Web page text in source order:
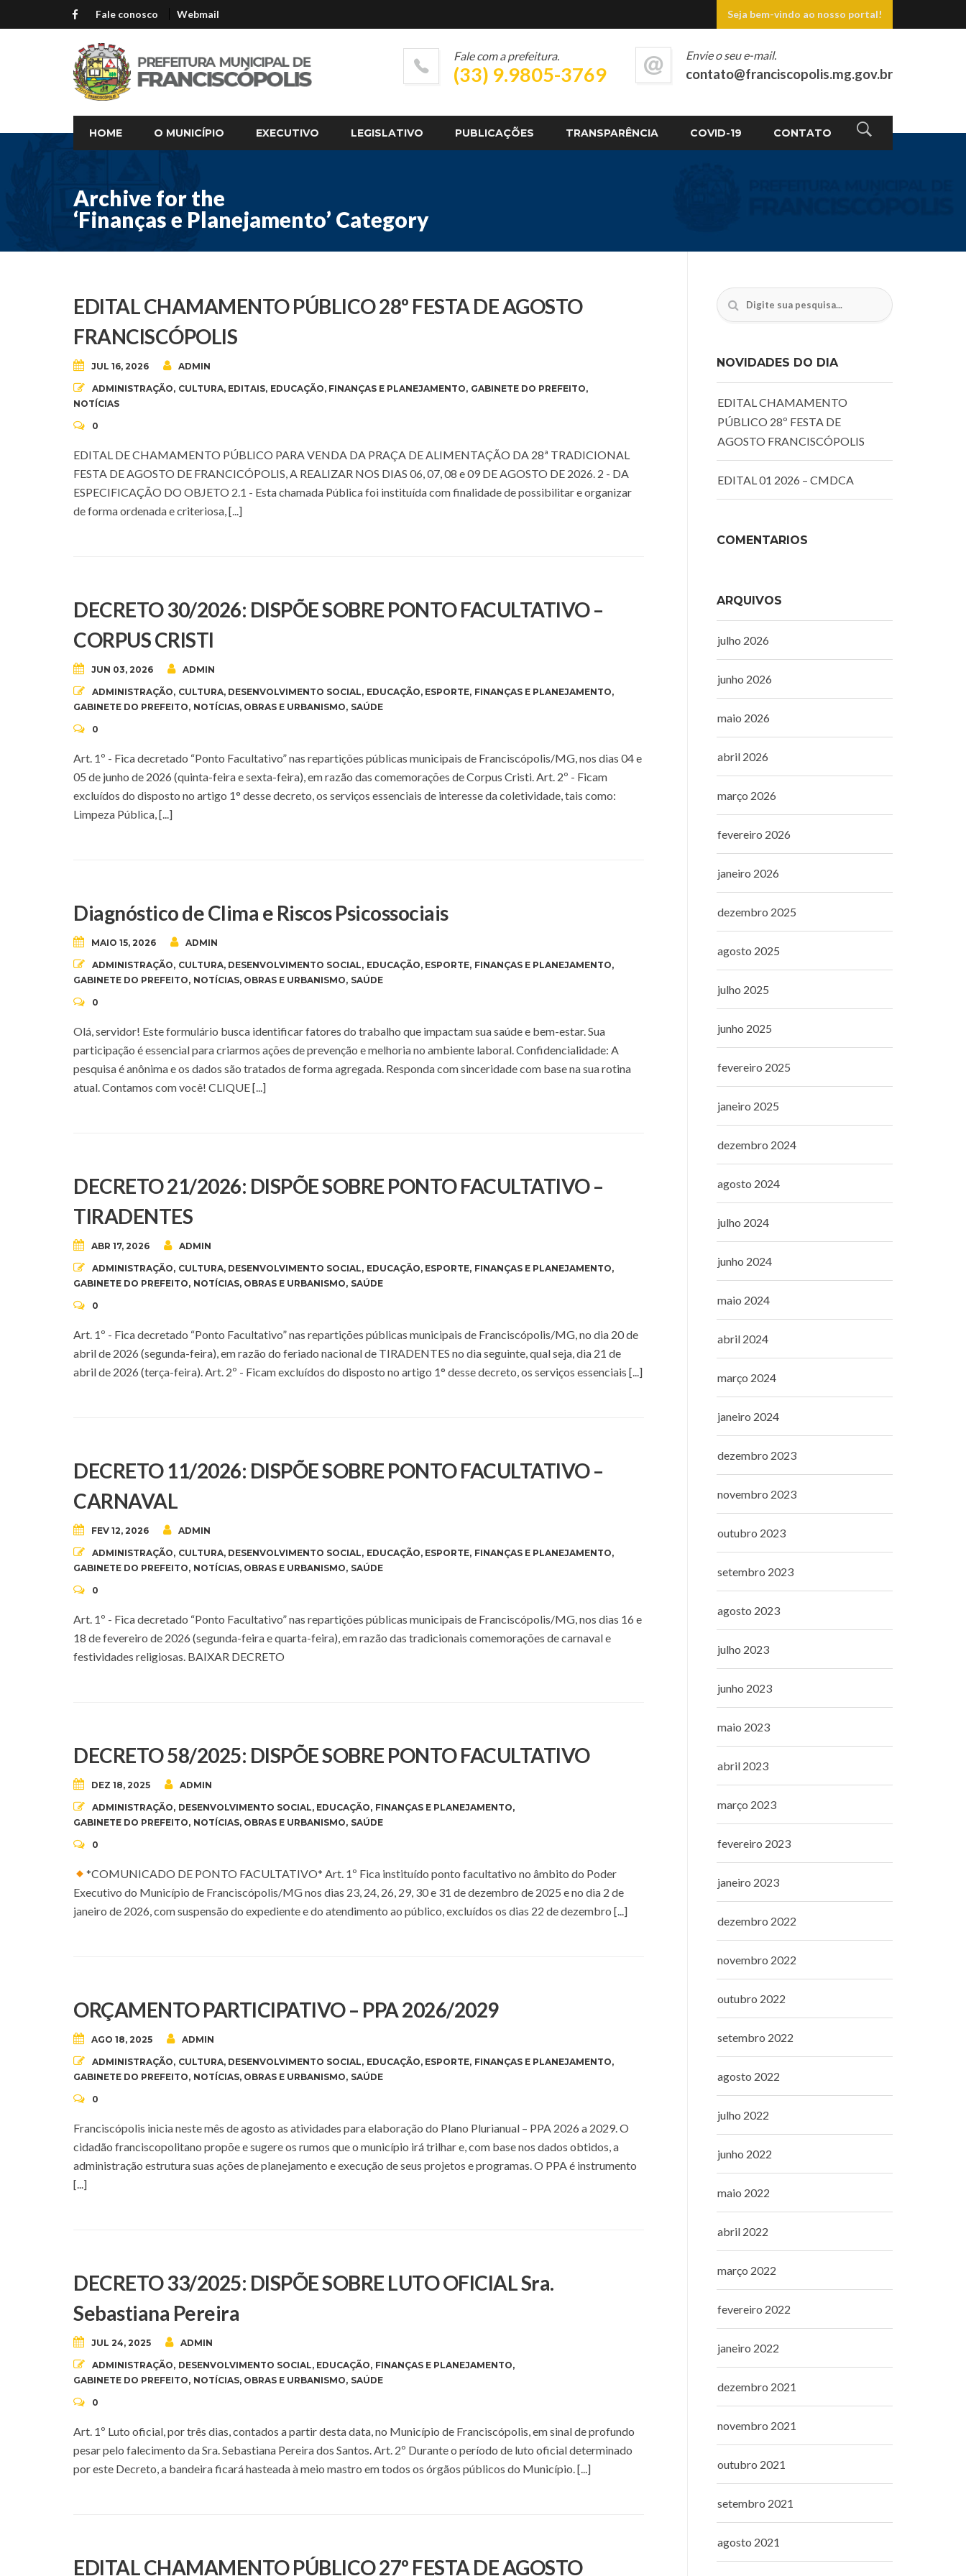
Seja bem-vindo ao nosso portal!
Fale conosco Webmail
HOME O MUNICÍPIO EXECUTIVO LEGISLATIVO PUBLICAÇÕES TRANSPARÊNCIA COVID-19 CONTATO
Envie o seu e-mail.
contato@franciscopolis.mg.gov.br
Fale com a prefeitura.
(33) 9.9805-3769
Archive for the
‘Finanças e Planejamento’ Category
EDITAL CHAMAMENTO PÚBLICO 28º FESTA DE AGOSTO
FRANCISCÓPOLIS
JUL 16, 2026 ADMIN
ADMINISTRAÇÃO, CULTURA, EDITAIS, EDUCAÇÃO, FINANÇAS E PLANEJAMENTO, GABINETE DO PREFEITO,
NOTÍCIAS
0
EDITAL DE CHAMAMENTO PÚBLICO PARA VENDA DA PRAÇA DE ALIMENTAÇÃO DA 28ª TRADICIONAL
FESTA DE AGOSTO DE FRANCICÓPOLIS, A REALIZAR NOS DIAS 06, 07, 08 e 09 DE AGOSTO DE 2026. 2 - DA
ESPECIFICAÇÃO DO OBJETO 2.1 - Esta chamada Pública foi instituída com finalidade de possibilitar e organizar
de forma ordenada e criteriosa, [...]
DECRETO 30/2026: DISPÕE SOBRE PONTO FACULTATIVO –
CORPUS CRISTI
JUN 03, 2026 ADMIN
ADMINISTRAÇÃO, CULTURA, DESENVOLVIMENTO SOCIAL, EDUCAÇÃO, ESPORTE, FINANÇAS E PLANEJAMENTO,
GABINETE DO PREFEITO, NOTÍCIAS, OBRAS E URBANISMO, SAÚDE
0
Art. 1º - Fica decretado “Ponto Facultativo” nas repartições públicas municipais de Franciscópolis/MG, nos dias 04 e
05 de junho de 2026 (quinta-feira e sexta-feira), em razão das comemorações de Corpus Cristi. Art. 2º - Ficam
excluídos do disposto no artigo 1° desse decreto, os serviços essenciais de interesse da coletividade, tais como:
Limpeza Pública, [...]
Diagnóstico de Clima e Riscos Psicossociais
MAIO 15, 2026 ADMIN
ADMINISTRAÇÃO, CULTURA, DESENVOLVIMENTO SOCIAL, EDUCAÇÃO, ESPORTE, FINANÇAS E PLANEJAMENTO,
GABINETE DO PREFEITO, NOTÍCIAS, OBRAS E URBANISMO, SAÚDE
0
Olá, servidor! Este formulário busca identificar fatores do trabalho que impactam sua saúde e bem-estar. Sua
participação é essencial para criarmos ações de prevenção e melhoria no ambiente laboral. Confidencialidade: A
pesquisa é anônima e os dados são tratados de forma agregada. Responda com sinceridade com base na sua rotina
atual. Contamos com você! CLIQUE [...]
DECRETO 21/2026: DISPÕE SOBRE PONTO FACULTATIVO –
TIRADENTES
ABR 17, 2026 ADMIN
ADMINISTRAÇÃO, CULTURA, DESENVOLVIMENTO SOCIAL, EDUCAÇÃO, ESPORTE, FINANÇAS E PLANEJAMENTO,
GABINETE DO PREFEITO, NOTÍCIAS, OBRAS E URBANISMO, SAÚDE
0
Art. 1º - Fica decretado “Ponto Facultativo” nas repartições públicas municipais de Franciscópolis/MG, no dia 20 de
abril de 2026 (segunda-feira), em razão do feriado nacional de TIRADENTES no dia seguinte, qual seja, dia 21 de
abril de 2026 (terça-feira). Art. 2º - Ficam excluídos do disposto no artigo 1° desse decreto, os serviços essenciais [...]
DECRETO 11/2026: DISPÕE SOBRE PONTO FACULTATIVO –
CARNAVAL
FEV 12, 2026 ADMIN
ADMINISTRAÇÃO, CULTURA, DESENVOLVIMENTO SOCIAL, EDUCAÇÃO, ESPORTE, FINANÇAS E PLANEJAMENTO,
GABINETE DO PREFEITO, NOTÍCIAS, OBRAS E URBANISMO, SAÚDE
0
Art. 1º - Fica decretado “Ponto Facultativo” nas repartições públicas municipais de Franciscópolis/MG, nos dias 16 e
18 de fevereiro de 2026 (segunda-feira e quarta-feira), em razão das tradicionais comemorações de carnaval e
festividades religiosas. BAIXAR DECRETO
DECRETO 58/2025: DISPÕE SOBRE PONTO FACULTATIVO
DEZ 18, 2025 ADMIN
ADMINISTRAÇÃO, DESENVOLVIMENTO SOCIAL, EDUCAÇÃO, FINANÇAS E PLANEJAMENTO,
GABINETE DO PREFEITO, NOTÍCIAS, OBRAS E URBANISMO, SAÚDE
0
*COMUNICADO DE PONTO FACULTATIVO* Art. 1º Fica instituído ponto facultativo no âmbito do Poder
Executivo do Município de Franciscópolis/MG nos dias 23, 24, 26, 29, 30 e 31 de dezembro de 2025 e no dia 2 de
janeiro de 2026, com suspensão do expediente e do atendimento ao público, excluídos os dias 22 de dezembro [...]
ORÇAMENTO PARTICIPATIVO – PPA 2026/2029
AGO 18, 2025 ADMIN
ADMINISTRAÇÃO, CULTURA, DESENVOLVIMENTO SOCIAL, EDUCAÇÃO, ESPORTE, FINANÇAS E PLANEJAMENTO,
GABINETE DO PREFEITO, NOTÍCIAS, OBRAS E URBANISMO, SAÚDE
0
Franciscópolis inicia neste mês de agosto as atividades para elaboração do Plano Plurianual – PPA 2026 a 2029. O
cidadão franciscopolitano propõe e sugere os rumos que o município irá trilhar e, com base nos dados obtidos, a
administração estrutura suas ações de planejamento e execução de seus projetos e programas. O PPA é instrumento
[...]
DECRETO 33/2025: DISPÕE SOBRE LUTO OFICIAL Sra.
Sebastiana Pereira
JUL 24, 2025 ADMIN
ADMINISTRAÇÃO, DESENVOLVIMENTO SOCIAL, EDUCAÇÃO, FINANÇAS E PLANEJAMENTO,
GABINETE DO PREFEITO, NOTÍCIAS, OBRAS E URBANISMO, SAÚDE
0
Art. 1º Luto oficial, por três dias, contados a partir desta data, no Município de Franciscópolis, em sinal de profundo
pesar pelo falecimento da Sra. Sebastiana Pereira dos Santos. Art. 2º Durante o período de luto oficial determinado
por este Decreto, a bandeira ficará hasteada à meio mastro em todos os órgãos públicos do Município. [...]
EDITAL CHAMAMENTO PÚBLICO 27º FESTA DE AGOSTO
NOVIDADES DO DIA
EDITAL CHAMAMENTO
PÚBLICO 28º FESTA DE
AGOSTO FRANCISCÓPOLIS
EDITAL 01 2026 – CMDCA
COMENTÁRIOS
ARQUIVOS
julho 2026
junho 2026
maio 2026
abril 2026
março 2026
fevereiro 2026
janeiro 2026
dezembro 2025
agosto 2025
julho 2025
junho 2025
fevereiro 2025
janeiro 2025
dezembro 2024
agosto 2024
julho 2024
junho 2024
maio 2024
abril 2024
março 2024
janeiro 2024
dezembro 2023
novembro 2023
outubro 2023
setembro 2023
agosto 2023
julho 2023
junho 2023
maio 2023
abril 2023
março 2023
fevereiro 2023
janeiro 2023
dezembro 2022
novembro 2022
outubro 2022
setembro 2022
agosto 2022
julho 2022
junho 2022
maio 2022
abril 2022
março 2022
fevereiro 2022
janeiro 2022
dezembro 2021
novembro 2021
outubro 2021
setembro 2021
agosto 2021